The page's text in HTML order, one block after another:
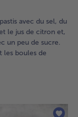
avec du sel, du
le jus de citron et,
un peu de sucre.
les boules de